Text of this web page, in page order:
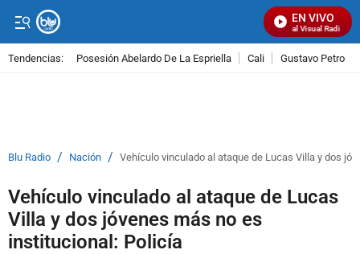
EN VIVO
Señal Visual Radio
Tendencias: Posesión Abelardo De La Espriella Cali Gustavo Petro
Blu Radio / Nación / Vehículo vinculado al ataque de Lucas Villa y dos
Vehículo vinculado al ataque de Lucas
Villa y dos jóvenes más no es
institucional: Policía